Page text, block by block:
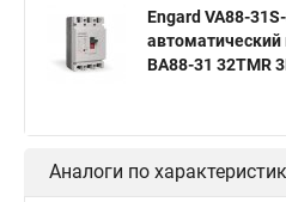
Engard VA88-
ВА88-31 32TMR
Аналоги по